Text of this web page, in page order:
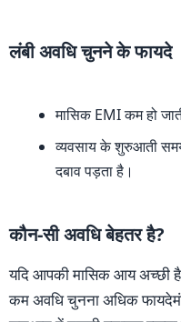
लंबी अवधि चुनने के फायदे
मासिक EMI कम हो
व्यवसाय के शुरुआती
दबाव पड़ता है।
कौन-सी अवधि बेहतर है?
यदि आपकी मासिक आय अच्छी
कम अवधि चुनना अधिक